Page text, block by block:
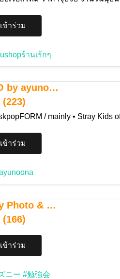
เข้าร่วม
ร้านเร้กๆ
by ayuno…
(223)
/ mainly • Stray Kids
เข้าร่วม
Photo & …
(166)
เข้าร่วม
ニー #勉強会